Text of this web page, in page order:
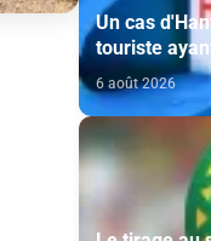
Un cas
touriste
(ministère)
6 août 2026